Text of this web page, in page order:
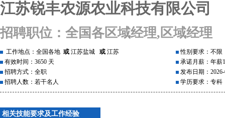
江苏锐丰农源农业科技有限公司
招聘职位：全国各区域经理,区域经理
工作地点：全国各地 或 江苏盐城 或 江苏
有效时间：3650 天
招聘方式：全职
招聘人数：若干名人
性别要求：不限
承诺月薪：年薪
发布日期：
学历要求：专科
相关技能要求及工作经验